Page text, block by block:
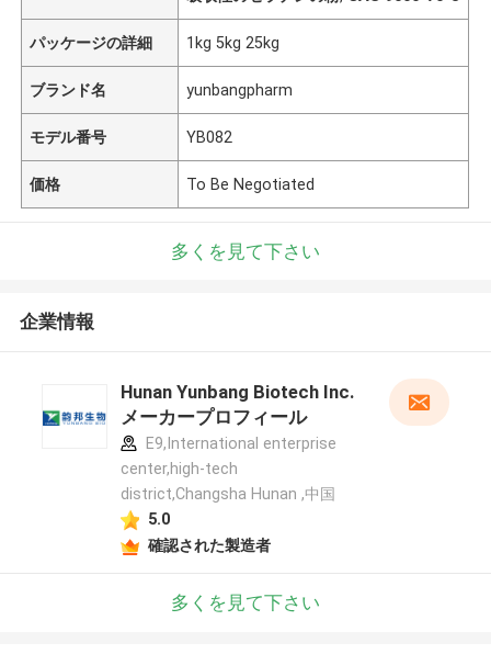
パッケージの詳細 1kg 5kg 25kg
ブランド名 yunbangpharm
モデル番号 YB082
価格 To Be Negotiated
多くを見て下さい
企業情報
Hunan Yunbang Biotech Inc.
メーカープロフィール
E9,International enterprise
center,high-tech
district,Changsha Hunan ,中国
5.0
確認された製造者
多くを見て下さい